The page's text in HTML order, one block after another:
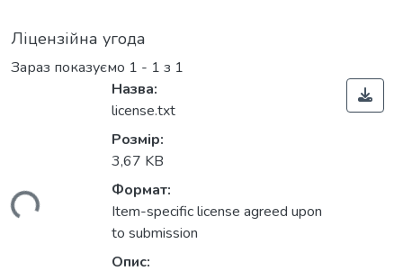
Ліцензійна угода
Зараз показуємо 1 - 1 з 1
Назва:
license.txt
Розмір:
3,67 KB
Формат:
Item-specific license agreed upon
to submission
Опис: